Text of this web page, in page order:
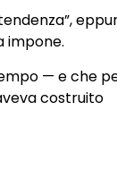
impone.
— e che
costruito